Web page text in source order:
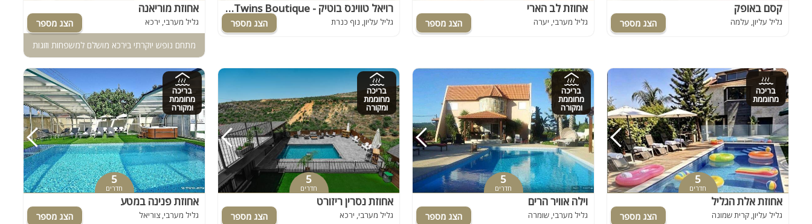
קסם באופק
גליל עליון, עלמה
אחוזת לב הארי
גליל מערבי, יערה
רויאל טווינס בוטיק - Royal Twins Boutique
גליל עליון, נוף כנרת
אחוזת מוריאנה
גליל מערבי, ירכא
מתחם נופש יוקרתי בירכא מושלם למשפחות וזוגות
בריכה
מחוממת
5
חדרים
אחוזת אלת הגליל
גליל עליון, קרית שמונה
בריכה
מחוממת
ומקורה
5
חדרים
וילה אוויר הרים
גליל מערבי, שומרה
בריכה
מחוממת
ומקורה
5
חדרים
אחוזת נסרין ריזורט
גליל מערבי, ירכא
בריכה
מחוממת
ומקורה
5
חדרים
אחוזת פנינה במטע
גליל מערבי, צוריאל